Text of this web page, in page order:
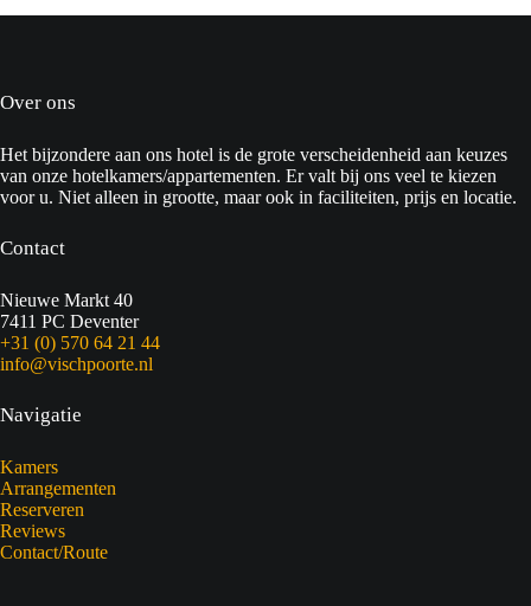
Over ons
Het bijzondere aan ons hotel is de grote verscheidenheid aan keuzes
van onze hotelkamers/appartementen. Er valt bij ons veel te kiezen
voor u. Niet alleen in grootte, maar ook in faciliteiten, prijs en locatie.
Contact
Nieuwe Markt 40
7411 PC Deventer
+31 (0) 570 64 21 44
info@vischpoorte.nl
Navigatie
Kamers
Arrangementen
Reserveren
Reviews
Contact/Route